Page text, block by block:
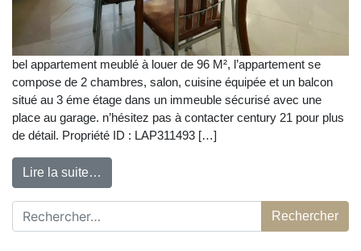
bel appartement meublé à louer de 96 M², l’appartement se
compose de 2 chambres, salon, cuisine équipée et un balcon
situé au 3 éme étage dans un immeuble sécurisé avec une
place au garage. n’hésitez pas à contacter century 21 pour plus
de détail. Propriété ID : LAP311493 […]
Lire la suite…
Rechercher :